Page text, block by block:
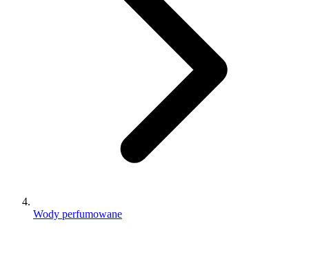
Wody perfumowane